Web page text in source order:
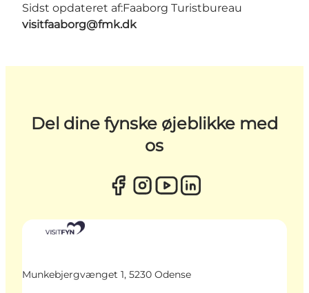
Sidst opdateret af:Faaborg Turistbureau
visitfaaborg@fmk.dk
Del dine fynske øjeblikke med
os
Munkebjergvænget 1, 5230 Odense